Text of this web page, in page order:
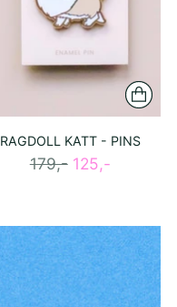
RAGDOLL KATT - PINS
Ordinær
179,- 125,-